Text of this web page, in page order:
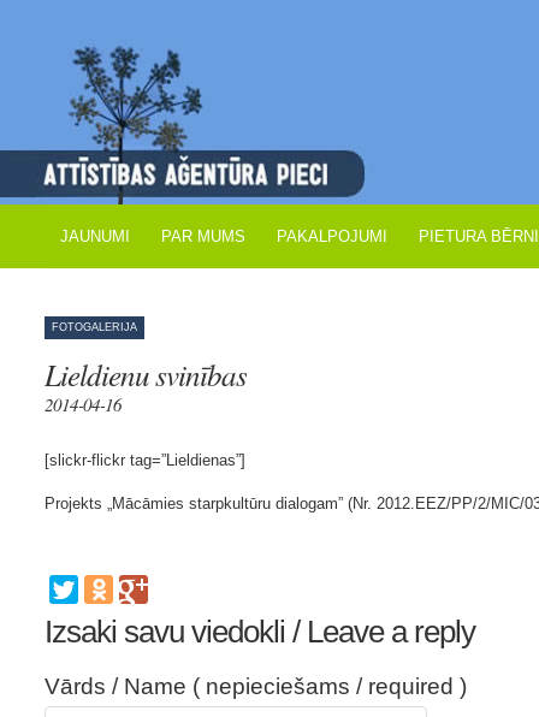
JAUNUMI PAR MUMS PAKALPOJUMI PIETURA
FOTOGALERIJA
Lieldienu svinības
2014-04-16
[slickr-flickr tag=”Lieldienas”]
Projekts „Mācāmies starpkultūru dialogam” (Nr. 2012.EEZ/PP/2/MIC/
Izsaki savu viedokli / Leave a reply
Vārds / Name ( nepieciešams / required )